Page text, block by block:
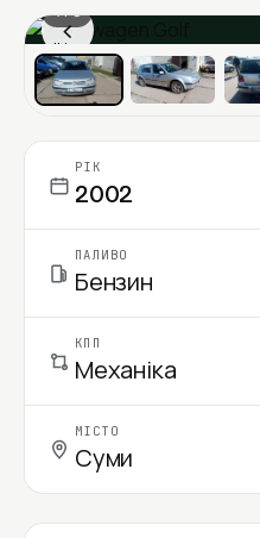
‹
1 / 6
Ціна в місяць
РІК
2002
ПАЛИВО
Бензин
КПП
Механіка
МІСТО
Суми